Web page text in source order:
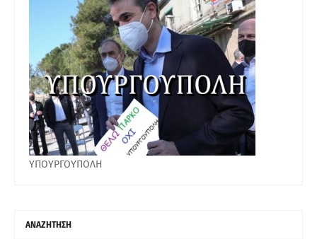
ΥΠΟΥΡΓΟΥΠΟΛΗ
ΑΝΑΖΗΤΗΣΗ